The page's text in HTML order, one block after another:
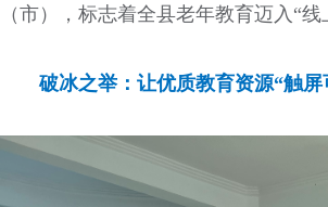
（市），标志着全县老年教育迈入“
破冰之举：让优质教育资源“触屏